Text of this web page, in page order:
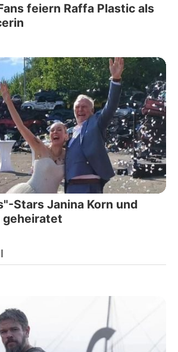
feiern Raffa Plastic als
Stars Janina Korn und
geheiratet